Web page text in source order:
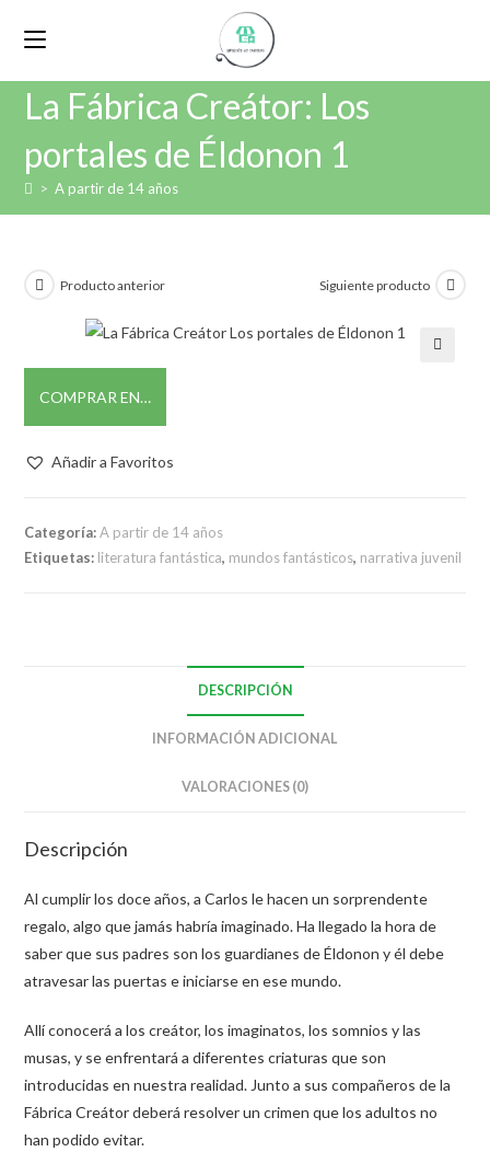
La Fábrica Creátor: Los
portales de Éldonon 1
> A partir de 14 años
Producto anterior Siguiente producto
COMPRAR EN…
Añadir a Favoritos
Categoría:A partir de 14 años
Etiquetas: literatura fantástica, mundos fantásticos, narrativa juvenil
DESCRIPCIÓN
INFORMACIÓN ADICIONAL
VALORACIONES (0)
Descripción
Al cumplir los doce años, a Carlos le hacen un sorprendente
regalo, algo que jamás habría imaginado. Ha llegado la hora de
saber que sus padres son los guardianes de Éldonon y él debe
atravesar las puertas e iniciarse en ese mundo.
Allí conocerá a los creátor, los imaginatos, los somnios y las
musas, y se enfrentará a diferentes criaturas que son
introducidas en nuestra realidad. Junto a sus compañeros de la
Fábrica Creátor deberá resolver un crimen que los adultos no
han podido evitar.